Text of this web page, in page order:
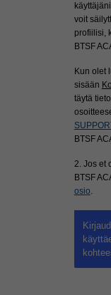
voit
profiilisi,
BTSF
Kun olet
sisään
täytä
BTSF
2. Jos et
BTSF
osio.